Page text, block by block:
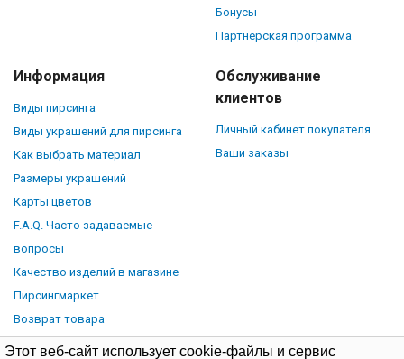
Этот веб-сайт использует cookie-файлы и сервис
Бонусы
Партнерская программа
Информация
Виды пирсинга
Виды украшений для пирсинга
Как выбрать материал
Размеры украшений
Карты цветов
F.A.Q. Часто задаваемые
вопросы
Качество изделий в магазине
Пирсингмаркет
Возврат товара
Обслуживание
клиентов
Личный кабинет покупателя
Ваши заказы